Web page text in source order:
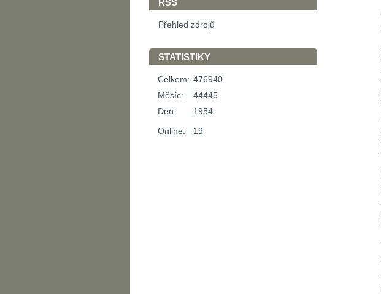
Přehled zdrojů
STATISTIKY
Online: 19
Celkem: 476940
Měsíc:
44445
Den:
1954